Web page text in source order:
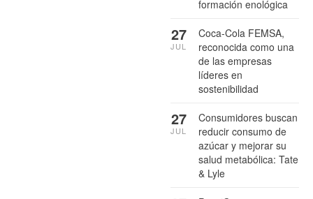
formación enológica
Coca-Cola FEMSA,
reconocida como una
de las empresas
líderes en
sostenibilidad
27
JUL
Consumidores buscan
reducir consumo de
azúcar y mejorar su
salud metabólica: Tate
& Lyle
27
JUL